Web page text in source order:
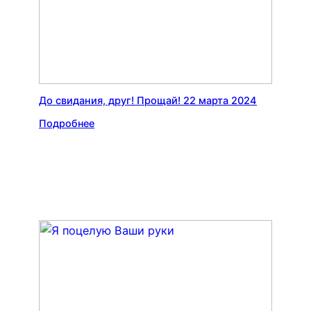
До свидания, друг! Прощай! 22 марта 2024
Подробнее